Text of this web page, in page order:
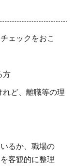
ェックをおこ
方
ど、離職等の理
るか、職場の
客観的に整理